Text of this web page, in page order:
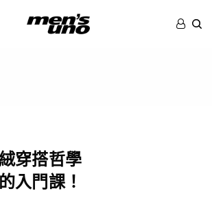
穿搭哲學
入門課！